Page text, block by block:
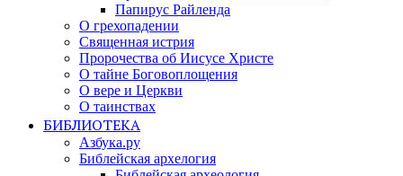
Папирус Райленда
О грехопадении
Священная истрия
Пророчества об Иисусе Христе
О тайне Боговоплощения
О вере и Церкви
О таинствах
БИБЛИОТЕКА
Азбука.ру
Библейская архелогия